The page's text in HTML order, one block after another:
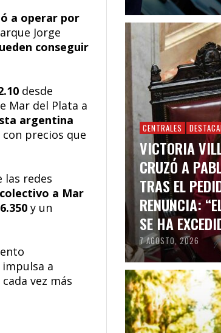
a operar por
Jorge
conseguir
desde
Mar del Plata a
argentina
con precios que
las redes
a Mar
y un
a
vez más
CENTRALES
VICTORIA
CRUZÓ A
TRAS EL
RENUNCIA:
SE HA
7 AGOSTO, 2026